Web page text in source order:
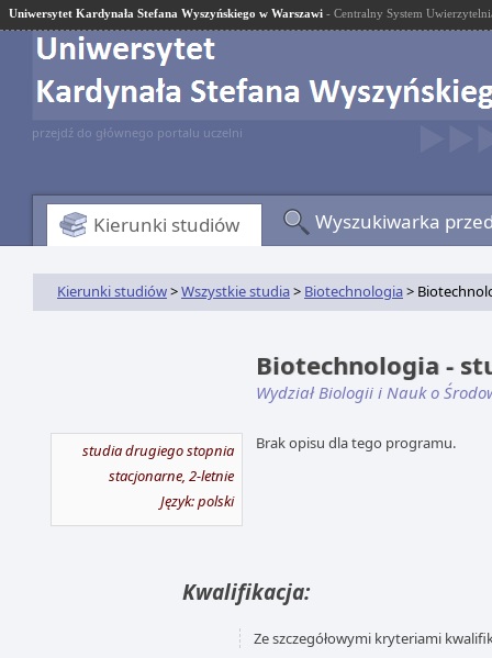
Uniwersytet Kardynała Stefana Wyszyńskiego w Warszawi - Centralny System
przejdź do głównego portalu uczelni
Kierunki studiów Wyszukiwarka
Kierunki studiów>Wszystkie studia> Biotechnologia>
Biotechnologia -
Wydział Biologii i Nauk o
studia drugiego stopnia
stacjonarne, 2-letnie
Język: polski
Brak opisu dla tego programu.
Kwalifikacja:
Ze szczegółowymi kryteriami